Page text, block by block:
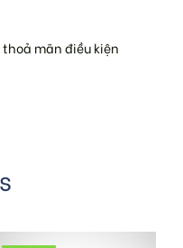
mãn điều kiện